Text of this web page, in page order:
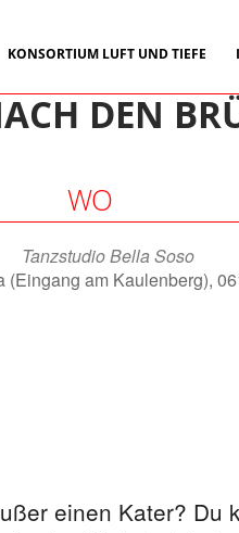
KONSORTIUM LUFT UND TIEFE
DEN
WO
Tanzstudio Bella Soso
(Eingang am Kaulenberg),
einen Kater? Du